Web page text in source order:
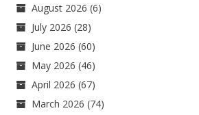
August 2026 (6)
July 2026 (28)
June 2026 (60)
May 2026 (46)
April 2026 (67)
March 2026 (74)